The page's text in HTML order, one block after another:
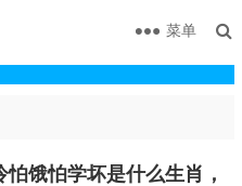
菜单
饿怕学坏是什么生肖，